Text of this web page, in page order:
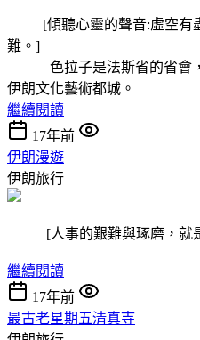
[傾聽心靈的聲音:虛空有盡
難。]
色拉子是法斯省的省會，
伊朗文化藝術都城。
繼續閱讀
17年前
伊朗漫遊
伊朗旅行
[人事的艱難與琢磨，就
繼續閱讀
17年前
最古老星期五清真寺